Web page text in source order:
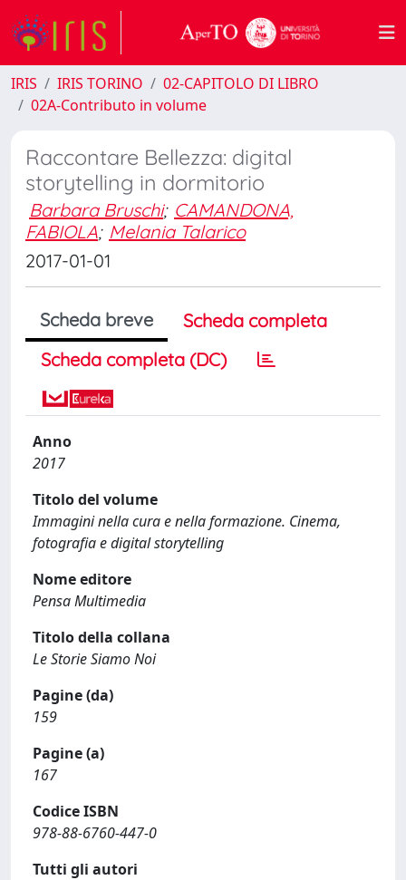
IRIS IRIS TORINO
02-CAPITOLO DI LIBRO
02A-Contributo in volume
Raccontare Bellezza: digital
storytelling in dormitorio
Barbara Bruschi; CAMANDONA,
FABIOLA; Melania Talarico
2017-01-01
Scheda breve
Scheda completa
Scheda completa (DC)
Anno
2017
Titolo del volume
Immagini nella cura e nella formazione. Cinema,
fotografia e digital storytelling
Nome editore
Pensa Multimedia
Titolo della collana
Le Storie Siamo Noi
Pagine (da)
159
Pagine (a)
167
Codice ISBN
978-88-6760-447-0
Tutti gli autori